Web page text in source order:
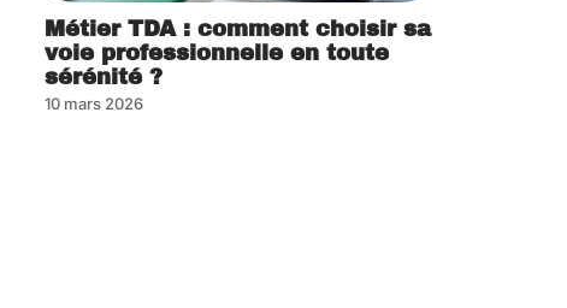
Métier TDA : comment choisir sa
voie professionnelle en toute
sérénité ?
10 mars 2026